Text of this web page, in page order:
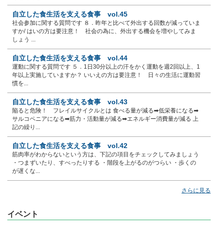
自立した食生活を支える食事 vol.45
社会参加に関する質問です ８．昨年と比べて外出する回数が減っていま
すか/ はいの方は要注意！ 社会の為に、外出する機会を増やしてみま
しょう ...
自立した食生活を支える食事 vol.44
運動に関する質問です ５．1日30分以上の汗をかく運動を週2回以上、1
年以上実施していますか？ いいえの方は要注意！ 日々の生活に運動習
慣を...
自立した食生活を支える食事 vol.43
陥ると危険！ フレイルサイクルとは 食べる量が減る➡低栄養になる➡
サルコペニアになる➡筋力・活動量が減る➡エネルギー消費量が減る 上
記の繰り...
自立した食生活を支える食事 vol.42
筋肉率がわからないという方は、下記の項目をチェックしてみましょう
・つまずいたり、すべったりする ・階段を上がるのがつらい ・歩くの
が遅くな...
さらに見る
イベント